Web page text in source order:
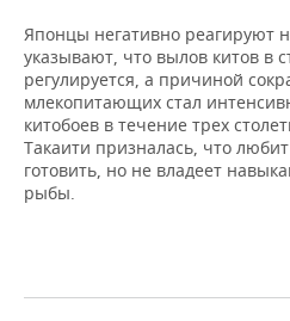
ФИГУРНОЕ КАТАНИЕ
ВОДНЫЕ ВИДЫ СПОРТА
ХОККЕЙ С МЯЧОМ
МЕДИЦИНА
ОБРАЗОВАНИЕ
ПРОИСШЕСТВИЯ
Японцы негативно реагируют
указывают, что вылов китов в
регулируется, а причиной
млекопитающих стал
китобоев в течение трех
Такаити призналась, что
готовить, но не владеет
рыбы.